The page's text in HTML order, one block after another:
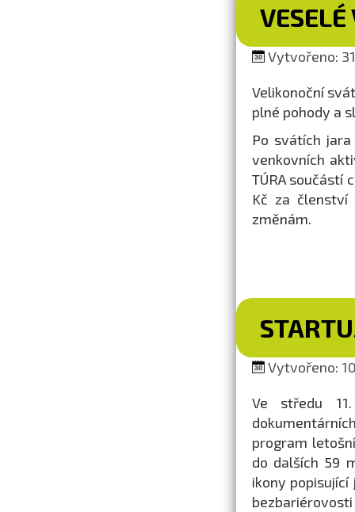
VESELÉ
Vytvořeno:
Velikonoční
plné pohody a
Po svátích
venkovních
TÚRA součástí
Kč za členství
změnám.
Vytvořeno:
Ve středu
program
do dalších 59
ikony